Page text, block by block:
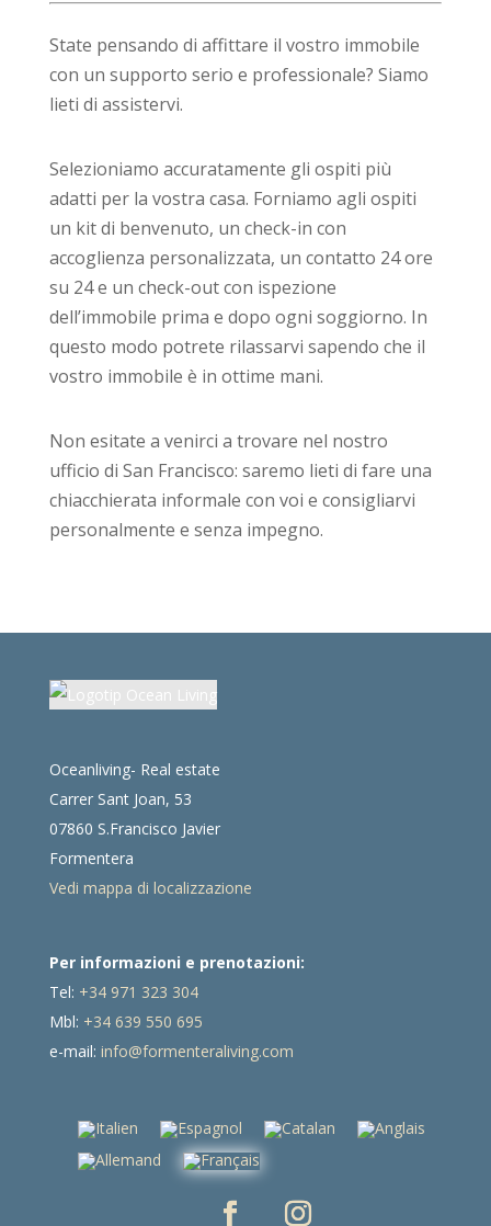
State pensando di affittare il vostro immobile
con un supporto serio e professionale? Siamo
lieti di assistervi.
Selezioniamo accuratamente gli ospiti più
adatti per la vostra casa. Forniamo agli ospiti
un kit di benvenuto, un check-in con
accoglienza personalizzata, un contatto 24 ore
su 24 e un check-out con ispezione
dell’immobile prima e dopo ogni soggiorno. In
questo modo potrete rilassarvi sapendo che il
vostro immobile è in ottime mani.
Non esitate a venirci a trovare nel nostro
ufficio di San Francisco: saremo lieti di fare una
chiacchierata informale con voi e consigliarvi
personalmente e senza impegno.
Oceanliving- Real estate
Carrer Sant Joan, 53
07860 S.Francisco Javier
Formentera
Vedi mappa di localizzazione
Per informazioni e prenotazioni:
Tel: +34 971 323 304
Mbl: +34 639 550 695
e-mail: info@formenteraliving.com